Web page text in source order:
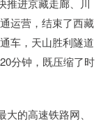
推进京藏走廊、川
运营，结束了西藏
车，天山胜利隧道
分钟，既压缩了时
的高速铁路网、